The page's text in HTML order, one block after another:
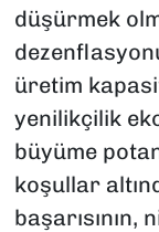
düşürmek
üretim
yenilikçilik
büyüme
koşullar